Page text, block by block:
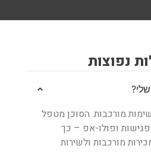
נפוצות
מורכבות. הסוכן מטפל
ופולו-אפ – כך
מורכבות ולשירות